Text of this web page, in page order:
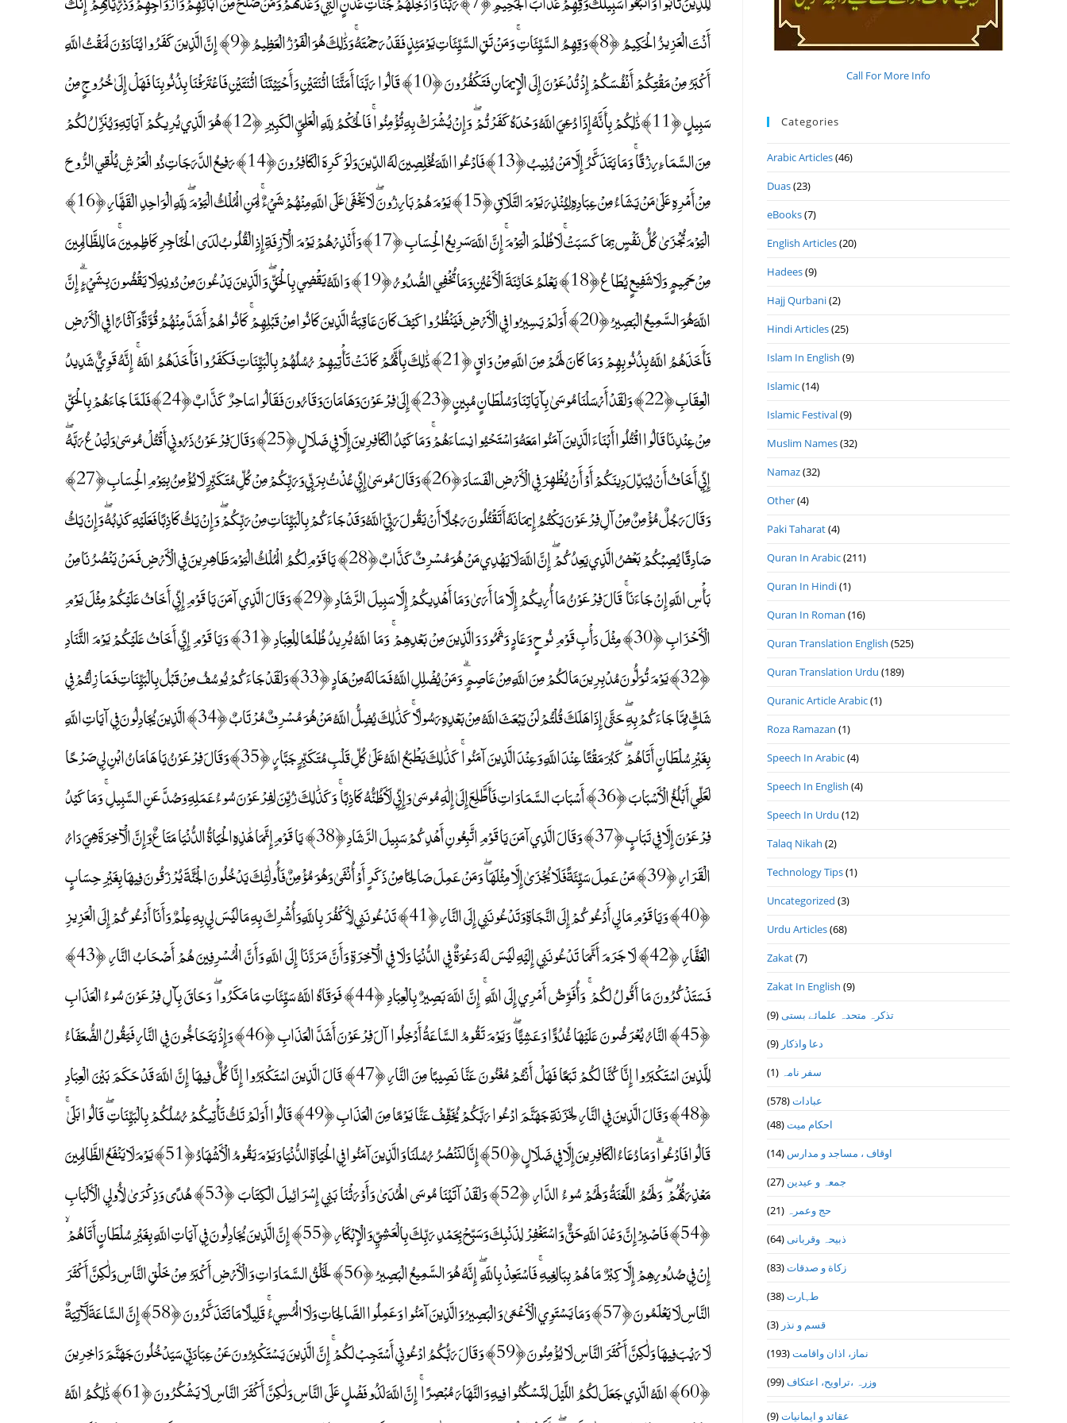
Call For More Info
Categories
Arabic Articles(46)
Duas(23)
eBooks(7)
English Articles(20)
Hadees(9)
Hajj Qurbani(2)
Hindi Articles(25)
Islam In English (9)
Islamic(14)
Islamic Festival(9)
Muslim Names(32)
Namaz(32)
Other(4)
Paki Taharat(4)
Quran In Arabic(211)
Quran In Hindi(1)
Quran In Roman (16)
Quran Translation English (525)
Quran Translation Urdu (189)
Quranic Article Arabic(1)
Roza Ramazan (1)
Speech In Arabic(4)
Speech In English (4)
Speech In Urdu (12)
Talaq Nikah (2)
Technology Tips(1)
Uncategorized (3)
Urdu Articles(68)
Zakat(7)
Zakat In English (9)
تذكرہ متحدہ علمائے بستى(9)
دعا واذكار (9)
سفر نامہ (1)
عبادات(578)
احکام میت(48)
اوقاف ، مساجد و مدارس (14)
جمعہ و عیدین (27)
حج وعمرہ (21)
ذبیحہ وقربانی(64)
زکاة و صدقات(83)
طہارت(38)
قسم و نذر (3)
نماز، اذان واقامت(193)
وزرہ ،تراويح، اعتكاف(99)
عقائد و ایمانیات(9)